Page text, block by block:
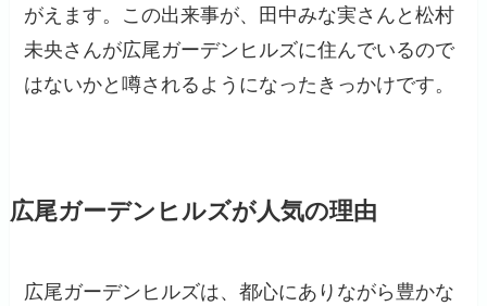
がえます。この出来事が、田中みな実さんと松村
未央さんが広尾ガーデンヒルズに住んでいるので
はないかと噂されるようになったきっかけです。
広尾ガーデンヒルズが人気の理由
広尾ガーデンヒルズは、都心にありながら豊かな